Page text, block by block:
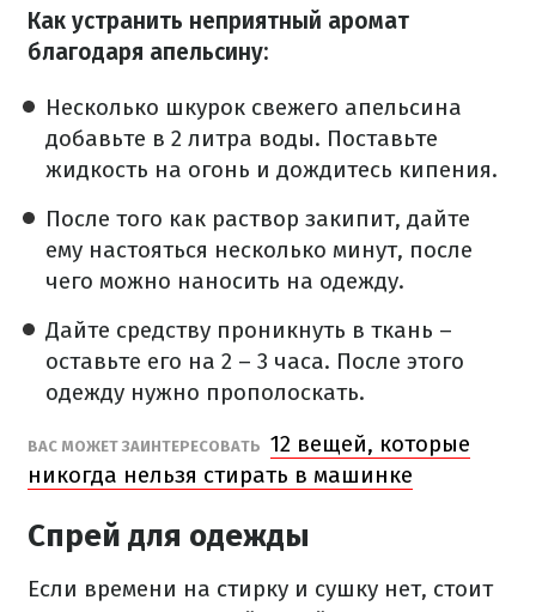
Как устранить неприятный аромат
благодаря апельсину:
Несколько шкурок свежего апельсина
добавьте в 2 литра воды. Поставьте
жидкость на огонь и дождитесь кипения.
После того как раствор закипит, дайте
ему настояться несколько минут, после
чего можно наносить на одежду.
Дайте средству проникнуть в ткань –
оставьте его на 2 – 3 часа. После этого
одежду нужно прополоскать.
ВАС МОЖЕТ ЗАИНТЕРЕСОВАТЬ 12 вещей, которые
никогда нельзя стирать в машинке
Спрей для одежды
Если времени на стирку и сушку нет, стоит